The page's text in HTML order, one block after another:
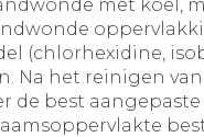
met koel,
(chlorhexidine,
Na het reinigen
de best